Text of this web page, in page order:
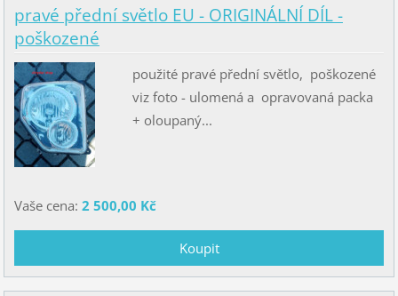
pravé přední světlo EU - ORIGINÁLNÍ DÍL -
poškozené
použité pravé přední světlo, poškozené
viz foto - ulomená a opravovaná packa
+ oloupaný...
Vaše cena: 2 500,00 Kč